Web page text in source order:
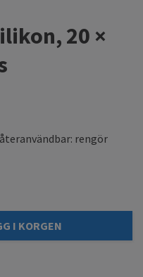
20 ×
rengör
I KORGEN